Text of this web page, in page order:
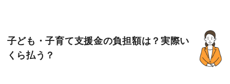
子ども・子育て支援金の負担額は？実際い
くら払う？